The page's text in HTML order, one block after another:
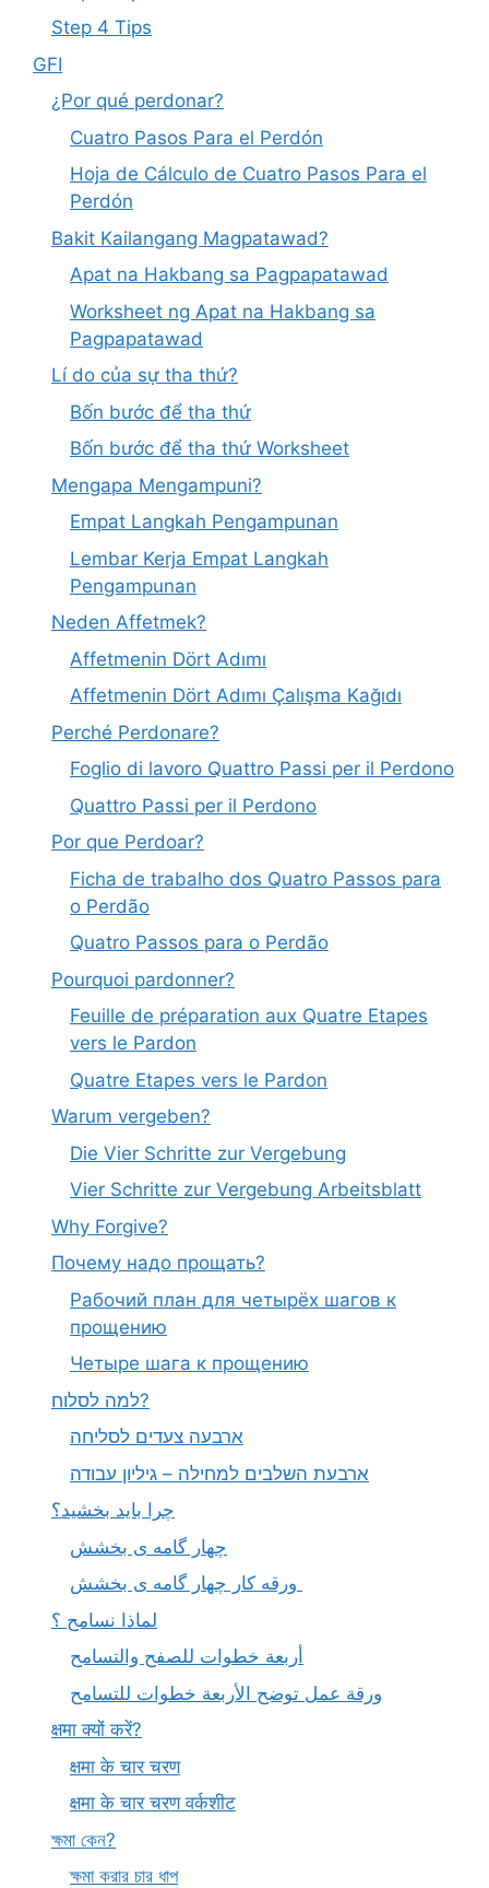
Step 4 Tips
GFI
¿Por qué perdonar?
Cuatro Pasos Para el Perdón
Hoja de Cálculo de Cuatro Pasos Para el
Perdón
Bakit Kailangang Magpatawad?
Apat na Hakbang sa Pagpapatawad
Worksheet ng Apat na Hakbang sa
Pagpapatawad
Lí do của sự tha thứ?
Bốn bước để tha thứ
Bốn bước để tha thứ Worksheet
Mengapa Mengampuni?
Empat Langkah Pengampunan
Lembar Kerja Empat Langkah
Pengampunan
Neden Affetmek?
Affetmenin Dört Adımı
Affetmenin Dört Adımı Çalışma Kağıdı
Perché Perdonare?
Foglio di lavoro Quattro Passi per il Perdono
Quattro Passi per il Perdono
Por que Perdoar?
Ficha de trabalho dos Quatro Passos para
o Perdão
Quatro Passos para o Perdão
Pourquoi pardonner?
Feuille de préparation aux Quatre Etapes
vers le Pardon
Quatre Etapes vers le Pardon
Warum vergeben?
Die Vier Schritte zur Vergebung
Vier Schritte zur Vergebung Arbeitsblatt
Why Forgive?
Почему надо прощать?
Рабочий план для четырёх шагов к
прощению
Четыре шага к прощению
למה לסלוח?
ארבעה צעדים לסליחה
ארבעת השלבים למחילה – גיליון עבודה
چرا باید بخشید؟
چهار گامه ی بخشش
لماذا نسامح ؟
أربعة خطوات للصفح والتسامح
ورقة عمل توضح الأربعة خطوات للتسامح
क्षमा क्यों करें?
क्षमा के चार चरण
क्षमा के चार चरण वर्कशीट
ক্ষমা কেন?
ক্ষমা করার চার ধাপ